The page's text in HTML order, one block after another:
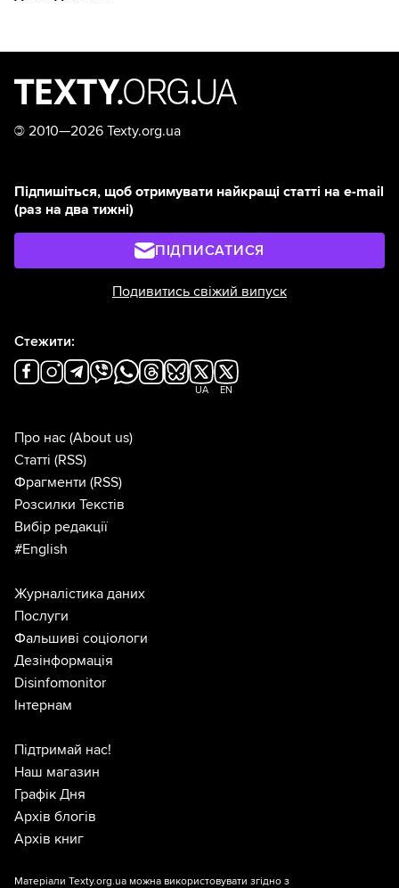
© 2010—2026 Texty.org.ua
Підпишіться, щоб отримувати найкращі статті на e-mail
(раз на два тижні)
ПІДПИСАТИСЯ
Подивитись свіжий випуск
Стежити:
UA EN
Про нас (About us)
Статті (RSS)
Фрагменти (RSS)
Розсилки Текстів
Вибір редакції
#English
Журналістика даних
Послуги
Фальшиві соціологи
Дезінформація
Disinfomonitor
Інтернам
Підтримай нас!
Наш магазин
Графік Дня
Архів блогів
Архів книг
Матеріали Texty.org.ua можна використовувати згідно з